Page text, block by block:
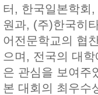
터, 한국일본학회
원과, (주)한국히
어전문학교의 협
으며, 전국의 대
은 관심을 보여주
본 대회의 최우수